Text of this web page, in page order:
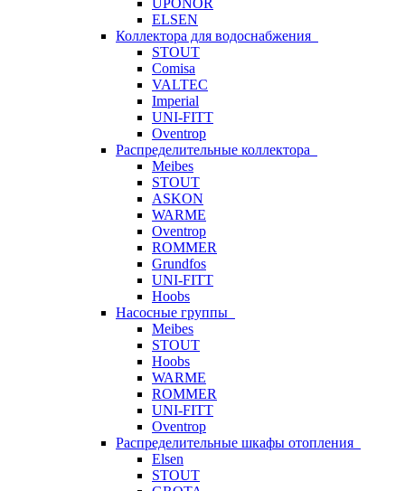
UPONOR
ELSEN
Коллектора для водоснабжения
STOUT
Comisa
VALTEC
Imperial
UNI-FITT
Oventrop
Распределительные коллектора
Meibes
STOUT
ASKON
WARME
Oventrop
ROMMER
Grundfos
UNI-FITT
Hoobs
Насосные группы
Meibes
STOUT
Hoobs
WARME
ROMMER
UNI-FITT
Oventrop
Распределительные шкафы отопления
Elsen
STOUT